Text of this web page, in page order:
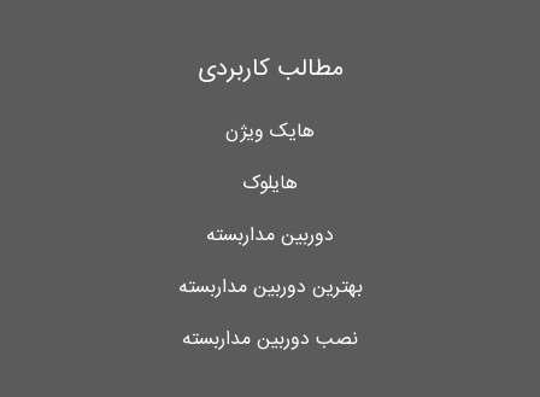
مطالب کاربردی
هایک ویژن
هایلوک
دوربین مداربسته
بهترین دوربین مداربسته
نصب دوربین مداربسته